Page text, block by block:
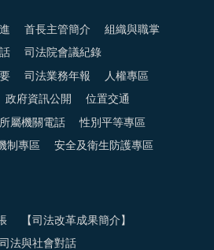
首長主管簡介 組織與職掌
司法院會議紀錄
司法業務年報 人權專區
政府資訊公開 位置交通
屬機關電話 性別平等專區
制專區 安全及衛生防護專區
【司法改革成果簡介】
司法與社會對話